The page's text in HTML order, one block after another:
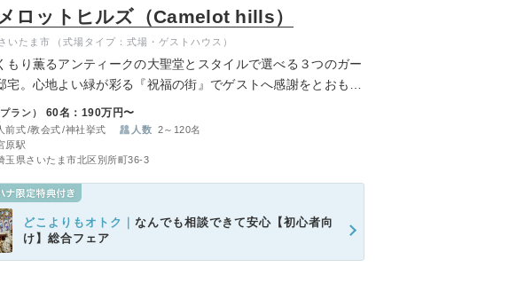
ロットヒルズ（Camelot hills）
もり薫るアンティークの大聖堂とスタイルで選べる３つのガー
宅。心地よい緑が彩る『祝福の街』でゲストへ感謝をとおもて
るウエディングを叶えられます。
いたま市 （式場タイプ：式場・ゲストハウス）
ラン） 60名：190万円〜
前式 教会式 神社挙式 人数 2～120名
原駅
玉県さいたま市北区別所町36-3
どこよりもオトク｜ なんでも相談できて安心【初心者向
け】総合フェア